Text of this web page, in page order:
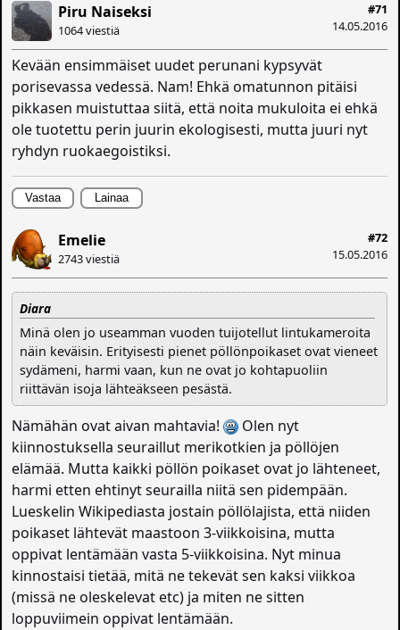
#71
14.05.2016
Piru Naiseksi
1064 viestiä
Kevään ensimmäiset uudet perunani kypsyvät
porisevassa vedessä. Nam! Ehkä omatunnon pitäisi
pikkasen muistuttaa siitä, että noita mukuloita ei ehkä
ole tuotettu perin juurin ekologisesti, mutta juuri nyt
ryhdyn ruokaegoistiksi.
Vastaa Lainaa
#72
15.05.2016
Emelie
2743 viestiä
Diara
Minä olen jo useamman vuoden tuijotellut lintukameroita
näin keväisin. Erityisesti pienet pöllönpoikaset ovat vieneet
sydämeni, harmi vaan, kun ne ovat jo kohtapuoliin
riittävän isoja lähteäkseen pesästä.
Nämähän ovat aivan mahtavia!
Olen nyt
kiinnostuksella seuraillut merikotkien ja pöllöjen
elämää. Mutta kaikki pöllön poikaset ovat jo lähteneet,
harmi etten ehtinyt seurailla niitä sen pidempään.
Lueskelin Wikipediasta jostain pöllölajista, että niiden
poikaset lähtevät maastoon 3-viikkoisina, mutta
oppivat lentämään vasta 5-viikkoisina. Nyt minua
kinnostaisi tietää, mitä ne tekevät sen kaksi viikkoa
(missä ne oleskelevat etc) ja miten ne sitten
loppuviimein oppivat lentämään.